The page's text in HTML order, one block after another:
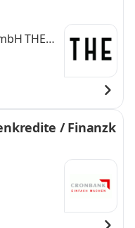
THE
/ Finanzk